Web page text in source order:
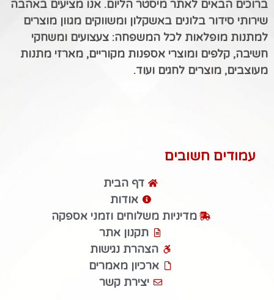
ברוכים הבאים לאתר מיסטר הליום. אנו מציעים באהבה
שירותי סידור בלונים באשקלון ומשווקים מגוון מוצרים
למתנות מופלאות לכל המשפחה: צעצועים ומשחקי
חשיבה, קלפים ומוצרי אספנות מקוריים, מארזי מתנות
מעוצבים, מוצרים לחגים ועוד.
עמודים חשובים
דף הבית
אודות
מדיניות משלוחים וזמני אספקה
תקנון אתר
הצהרת נגישות
ארכיון מאמרים
יצירת קשר